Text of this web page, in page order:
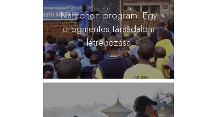
Narconon program: Egy
drogmentes társadalom
létrehozása